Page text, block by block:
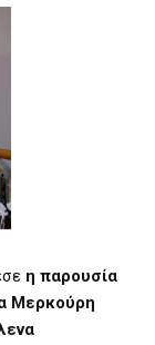
η παρουσία
Μερκούρη